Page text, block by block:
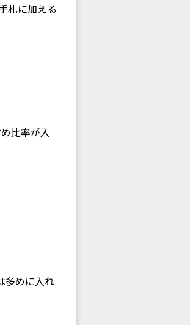
札に加える
比率が入
多めに入れ